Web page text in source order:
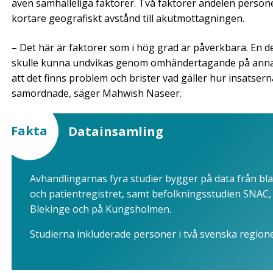
även samhälleliga faktorer. Två faktorer andelen
kortare geografiskt avstånd till akutmottagningen.
– Det här är faktorer som i hög grad är påverkbara. En
skulle kunna undvikas genom omhändertagande på
att det finns problem och brister vad gäller hur
samordnade, säger Mahwish Naseer.
Fakta Datainsamling
Avhandlingarnas fyra studier bygger på data från
och patientregistret, samt befolkningsstudien
Blekinge och på Kungsholmen.
Studierna inkluderade personer i två svenska